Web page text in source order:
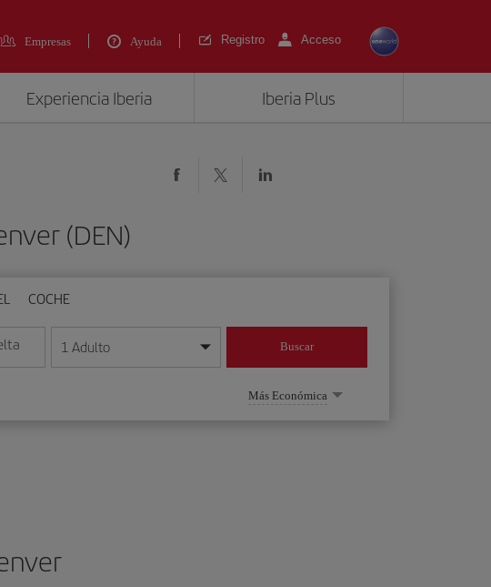
Empresas Ayuda Registro Acceso
Experiencia Iberia Iberia Plus
(DEN)
COCHE
añoen formato día/mes/año
1 Adulto Buscar
Más Económica